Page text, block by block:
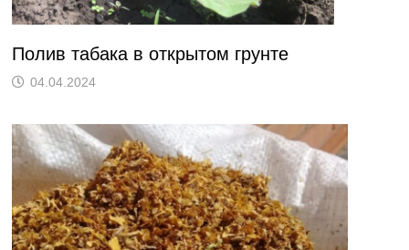
Полив табака в открытом грунте
04.04.2024